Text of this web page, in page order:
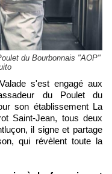
du Bourbonnais "AOP"
du Poulet du
son établissement La
Saint-Jean, tous deux
il signe et partage
qui révèlent toute la